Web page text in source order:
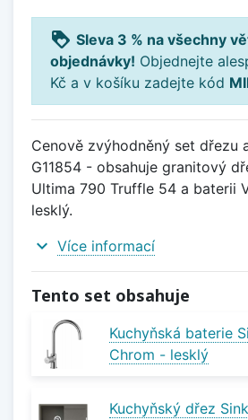
loyalty Sleva 3 % na všechny
objednávky! Objednejte
Kč a v košíku zadejte kód
Cenově zvýhodněný set dřezu
G11854 - obsahuje granitový
Ultima 790 Truffle 54 a baterii
lesklý.
expand_more Více informací
Tento set obsahuje
Kuchyňská baterie
Chrom - lesklý
Kuchyňský dřez